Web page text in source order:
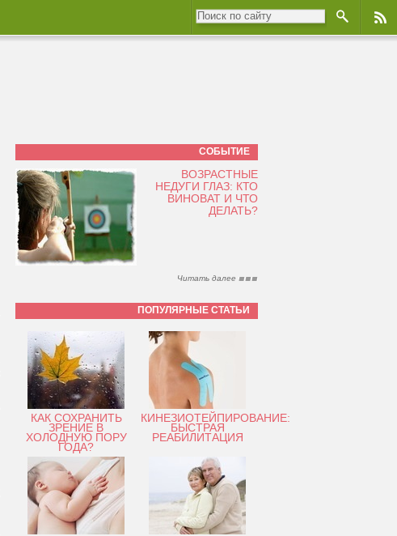
СОБЫТИЕ
ВОЗРАСТНЫЕ
НЕДУГИ ГЛАЗ: КТО
ВИНОВАТ И ЧТО
ДЕЛАТЬ?
Читать далее
ПОПУЛЯРНЫЕ СТАТЬИ
КАК СОХРАНИТЬ
ЗРЕНИЕ В
ХОЛОДНУЮ ПОРУ
ГОДА?
КИНЕЗИОТЕЙПИРОВАНИЕ:
БЫСТРАЯ
РЕАБИЛИТАЦИЯ